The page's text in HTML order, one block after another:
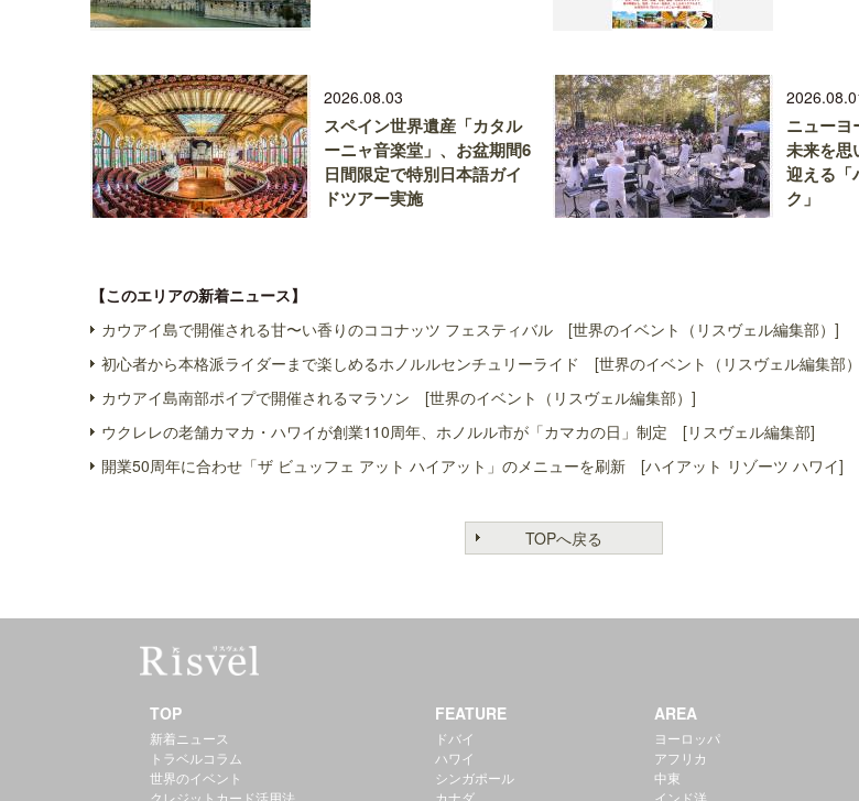
2026.08.03
スペイン世界遺産「カタル
ーニャ音楽堂」、お盆期間6
日間限定で特別日本語ガイ
ドツアー実施
ニューヨ
未来を思
迎える「
ク」
【このエリアの新着ニュース】
カウアイ島で開催される甘〜い香りのココナッツ フェスティバル [世界のイベント（リスヴェル編集部）]
初心者から本格派ライダーまで楽しめるホノルルセンチュリーライド [世界のイベント（リスヴェル編集部
カウアイ島南部ポイプで開催されるマラソン [世界のイベント（リスヴェル編集部）]
ウクレレの老舗カマカ・ハワイが創業110周年、ホノルル市が「カマカの日」制定 [リスヴェル編集部]
開業50周年に合わせ「ザ ビュッフェ アット ハイアット」のメニューを刷新 [ハイアット リゾーツ ハワイ]
TOPへ戻る
TOP
新着ニュース
トラベルコラム
世界のイベント
クレジットカード活用法
FEATURE
ドバイ
ハワイ
シンガポール
カナダ
AREA
ヨーロッパ
アフリカ
中東
インド洋